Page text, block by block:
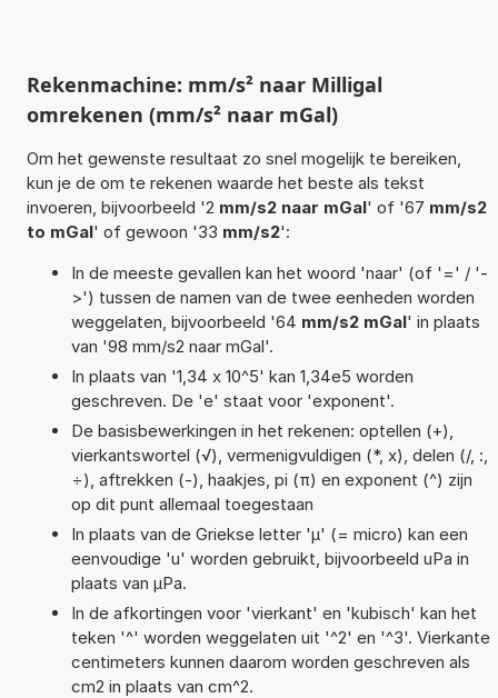
Rekenmachine: mm/s² naar Milligal
omrekenen (mm/s² naar mGal)
Om het gewenste resultaat zo snel mogelijk te bereiken,
kun je de om te rekenen waarde het beste als tekst
invoeren, bijvoorbeeld '2 mm/s2 naar mGal' of '67 mm/s2
to mGal' of gewoon '33 mm/s2':
In de meeste gevallen kan het woord 'naar' (of '=' / '-
>') tussen de namen van de twee eenheden worden
weggelaten, bijvoorbeeld '64 mm/s2 mGal' in plaats
van '98 mm/s2 naar mGal'.
In plaats van '1,34 x 10^5' kan 1,34e5 worden
geschreven. De 'e' staat voor 'exponent'.
De basisbewerkingen in het rekenen: optellen (+),
vierkantswortel (√), vermenigvuldigen (*, x), delen (/, :,
÷), aftrekken (-), haakjes, pi (π) en exponent (^) zijn
op dit punt allemaal toegestaan
In plaats van de Griekse letter 'µ' (= micro) kan een
eenvoudige 'u' worden gebruikt, bijvoorbeeld uPa in
plaats van µPa.
In de afkortingen voor 'vierkant' en 'kubisch' kan het
teken '^' worden weggelaten uit '^2' en '^3'. Vierkante
centimeters kunnen daarom worden geschreven als
cm2 in plaats van cm^2.